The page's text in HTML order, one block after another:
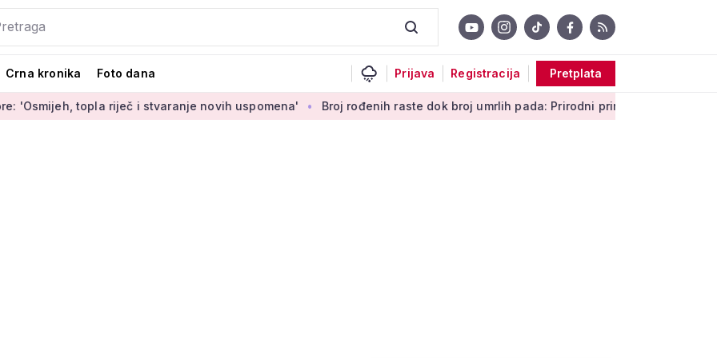
Crna kronika Foto dana Prijava Registracija Pretplata
riječ i stvaranje novih uspomena' Broj rođenih raste dok broj umrlih pada: Prirodni prirast svejedno je negativan